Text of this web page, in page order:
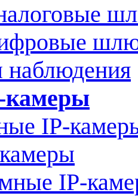
наблюдения
камеры
IP-
IP-